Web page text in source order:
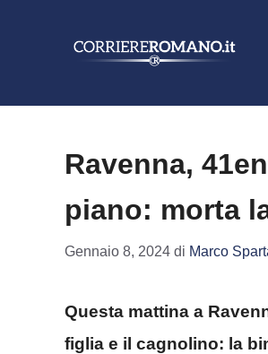
Ravenna,
piano: morta
Gennaio 8, 2024 di Marco
Questa mattina a
figlia e il cagnolino: la